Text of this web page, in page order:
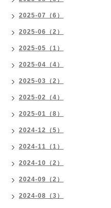
2025-07（6）
2025-06（2）
2025-05（1）
2025-04（4）
2025-03（2）
2025-02（4）
2025-01（8）
2024-12（5）
2024-11（1）
2024-10（2）
2024-09（2）
2024-08（3）